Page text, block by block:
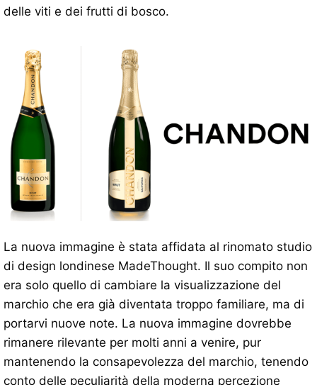
delle viti e dei frutti di bosco.
La nuova immagine è stata affidata al rinomato studio
di design londinese MadeThought. Il suo compito non
era solo quello di cambiare la visualizzazione del
marchio che era già diventata troppo familiare, ma di
portarvi nuove note. La nuova immagine dovrebbe
rimanere rilevante per molti anni a venire, pur
mantenendo la consapevolezza del marchio, tenendo
conto delle peculiarità della moderna percezione